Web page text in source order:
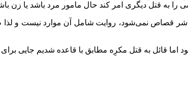
به قتل دیگری امر کند حال مامور مرد باشد یا زن
قصاص نمی‌شود، روایت شامل آن موارد نیست و لذا
قائل به قتل مکرِه مطابق با قاعده شدیم جایی